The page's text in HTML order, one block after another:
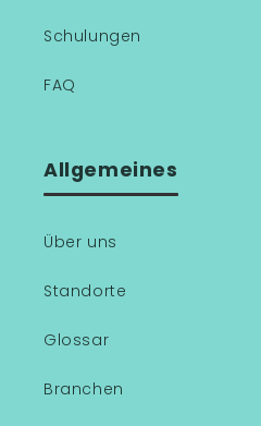
Schulungen
FAQ
Allgemeines
Über uns
Standorte
Glossar
Branchen